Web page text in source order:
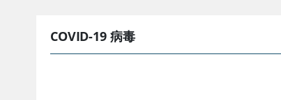
COVID-19 病毒